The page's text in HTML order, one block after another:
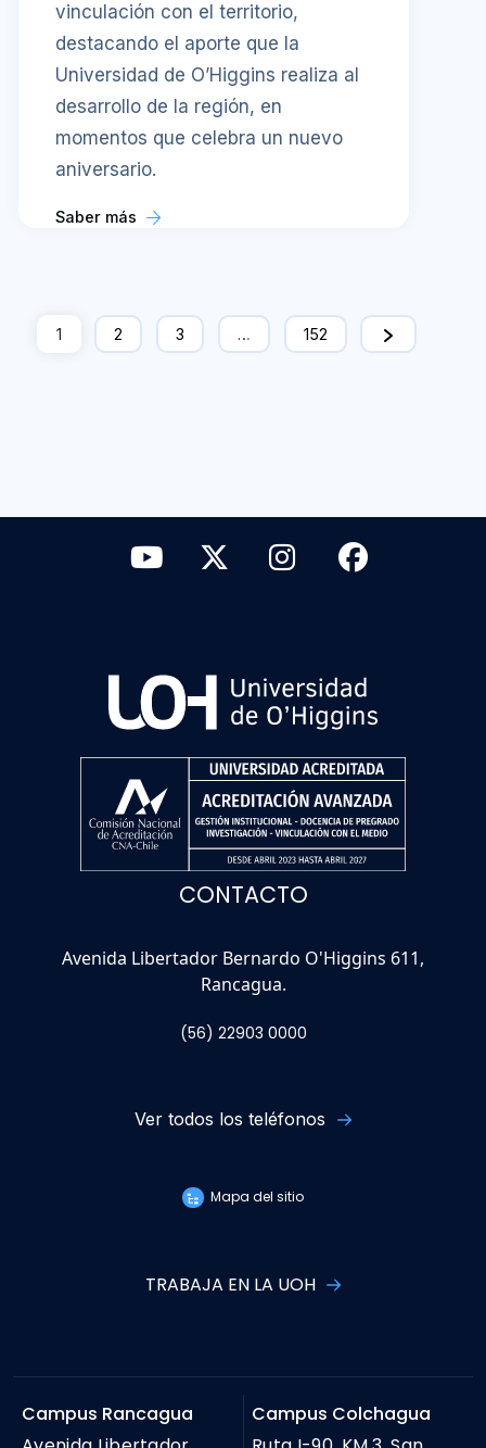
vinculación con el territorio,
destacando el aporte que la
Universidad de O’Higgins realiza al
desarrollo de la región, en
momentos que celebra un nuevo
aniversario.
Saber más
1 2 3 … 152
CONTACTO
Avenida Libertador Bernardo O'Higgins 611,
Rancagua.
(56) 22903 0000
Ver todos los teléfonos
Mapa del sitio
TRABAJA EN LA UOH
Campus Rancagua
Campus Colchagua